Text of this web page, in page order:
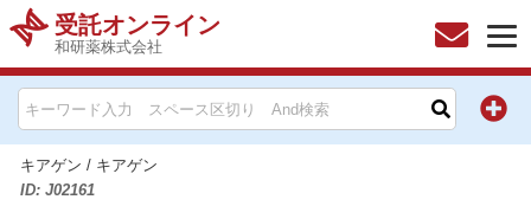
受託オンライン
和研薬株式会社
キアゲン / キアゲン
ID: J02161
HOME
お問い合わせ